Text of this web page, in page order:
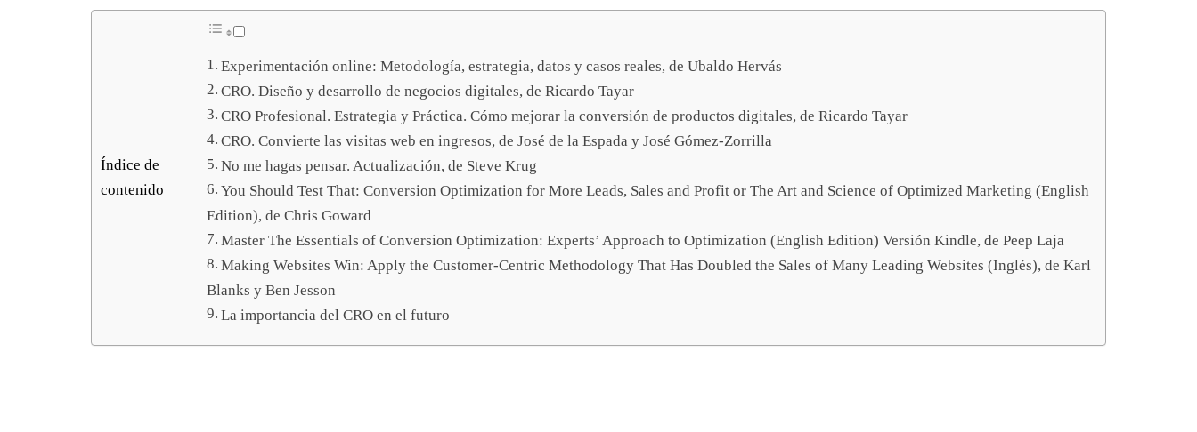
Índice de
contenido
Experimentación online: Metodología, estrategia, datos y casos reales, de Ubaldo Hervás
CRO. Diseño y desarrollo de negocios digitales, de Ricardo Tayar
CRO Profesional. Estrategia y Práctica. Cómo mejorar la conversión de productos digitales, de Ricardo Tayar
CRO. Convierte las visitas web en ingresos, de José de la Espada y José Gómez-Zorrilla
No me hagas pensar. Actualización, de Steve Krug
You Should Test That: Conversion Optimization for More Leads, Sales and Profit or The Art and Science of Optimized Marketing (English
Edition), de Chris Goward
Master The Essentials of Conversion Optimization: Experts’ Approach to Optimization (English Edition) Versión Kindle, de Peep Laja
Making Websites Win: Apply the Customer-Centric Methodology That Has Doubled the Sales of Many Leading Websites (Inglés), de Karl
Blanks y Ben Jesson
La importancia del CRO en el futuro